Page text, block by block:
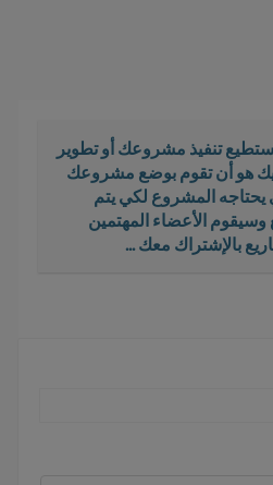
n
تنفيذ مشروعك أو تطوير
هو أن تقوم بوضع مشروعك
يحتاجه المشروع لكي يتم
الأعضاء المهتمين
بالإشتراك معك ...